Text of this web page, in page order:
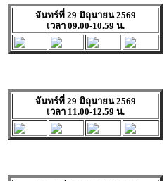
จันทร์ที่ 29 มิถุนายน 2569
เวลา 09.00-10.59 น.
จันทร์ที่ 29 มิถุนายน 2569
เวลา 11.00-12.59 น.